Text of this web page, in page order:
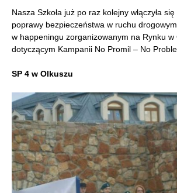
Nasza Szkoła już po raz kolejny włączyła
poprawy bezpieczeństwa w ruchu drogowym.
w happeningu zorganizowanym na Rynku w
dotyczącym Kampanii No Promil – No
SP 4 w Olkuszu